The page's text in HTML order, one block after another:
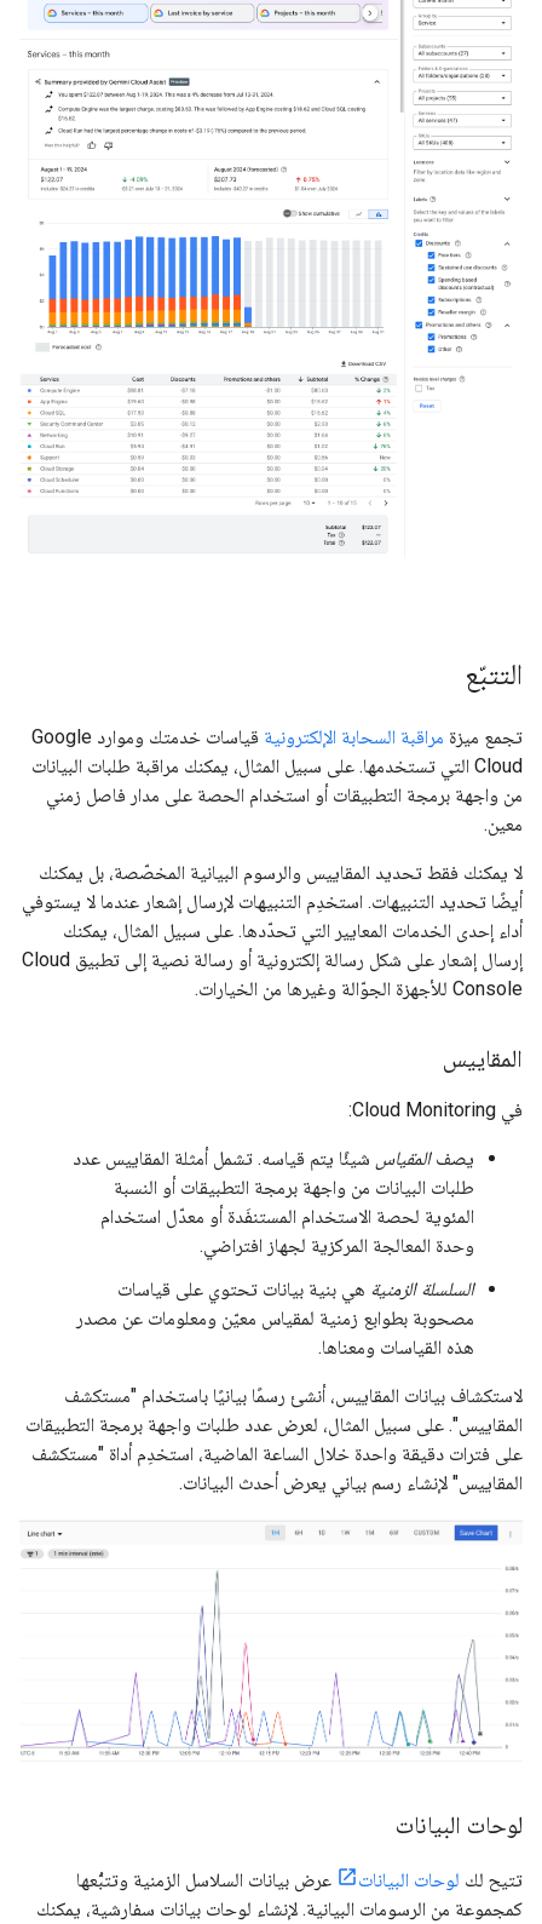
التتبّع
تجمع ميزة مراقبة السحابة الإلكترونية
قياسات خدمتك وموارد Google
Cloud التي تستخدمها. على سبيل المثال، يمكنك مراقبة طلبات البيانات
من واجهة برمجة التطبيقات أو استخدام الحصة على مدار فاصل زمني
معين.
لا يمكنك فقط تحديد المقاييس والرسوم البيانية المخصّصة، بل يمكنك
أيضًا تحديد التنبيهات. استخدِم التنبيهات لإرسال إشعار عندما لا يستوفي
أداء إحدى الخدمات المعايير التي تحدّدها. على سبيل المثال، يمكنك
إرسال إشعار على شكل رسالة إلكترونية أو رسالة نصية إلى تطبيق Cloud
Console للأجهزة الجوّالة وغيرها من الخيارات.
المقاييس
في Cloud Monitoring:
يصفالمقياس شيئًا يتم قياسه. تشمل أمثلة المقاييس عدد
طلبات البيانات من واجهة برمجة التطبيقات أو النسبة
المئوية لحصة الاستخدام المستنفَدة أو معدّل استخدام
وحدة المعالجة المركزية لجهاز افتراضي.
السلسلة الزمنية هي بنية بيانات تحتوي على قياسات
مصحوبة بطوابع زمنية لمقياس معيّن ومعلومات عن مصدر
هذه القياسات ومعناها.
لاستكشاف بيانات المقاييس، أنشئ رسمًا بيانيًا باستخدام "مستكشف
المقاييس". على سبيل المثال، لعرض عدد طلبات واجهة برمجة التطبيقات
على فترات دقيقة واحدة خلال الساعة الماضية، استخدِم أداة "مستكشف
المقاييس" لإنشاء رسم بياني يعرض أحدث البيانات.
لوحات البيانات
تتيح لك لوحات البيانات
عرض بيانات السلاسل الزمنية وتتبُّعها
كمجموعة من الرسومات البيانية. لإنشاء لوحات بيانات سفارشية، يمكنك